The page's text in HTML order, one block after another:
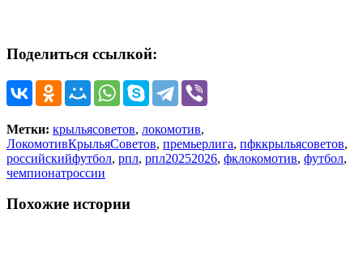
Поделиться ссылкой:
Метки: крыльясоветов, локомотив,
ЛокомотивКрыльяСоветов, премьерлига, пфккрыльясоветов,
российскийфутбол, рпл, рпл20252026, фклокомотив, футбол,
чемпионатроссии
Похожие истории